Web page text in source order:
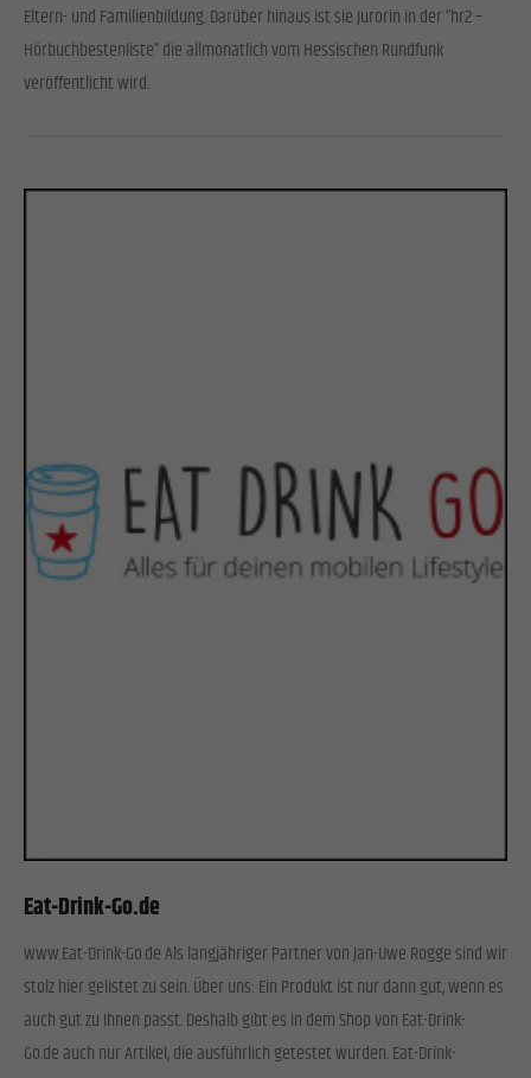
Eltern- und Familienbildung. Darüber hinaus ist sie Jurorin in der “hr2 –
Hörbuchbestenliste” die allmonatlich vom Hessischen Rundfunk
veröffentlicht wird.
Eat-Drink-Go.de
www.Eat-Drink-Go.de Als langjähriger Partner von Jan-Uwe Rogge sind wir
stolz hier gelistet zu sein. Über uns: Ein Produkt ist nur dann gut, wenn es
auch gut zu Ihnen passt. Deshalb gibt es in dem Shop von Eat-Drink-
Go.de auch nur Artikel, die ausführlich getestet wurden. Eat-Drink-